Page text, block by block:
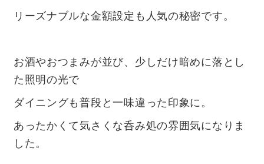
リーズナブルな金額設定も人気の秘密です。
お酒やおつまみが並び、少しだけ暗めに落とし
た照明の光で
ダイニングも普段と一味違った印象に。
あったかくて気さくな呑み処の雰囲気になりま
した。